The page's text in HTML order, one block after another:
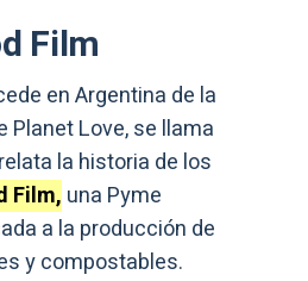
Film
en Argentina de la
Planet Love, se llama
la historia de los
Film, una Pyme
a la producción de
y compostables.